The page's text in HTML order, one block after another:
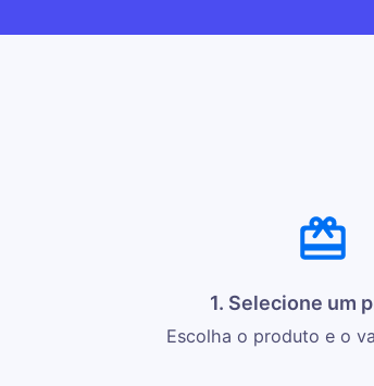
1. Selecione um
Escolha o produto e o